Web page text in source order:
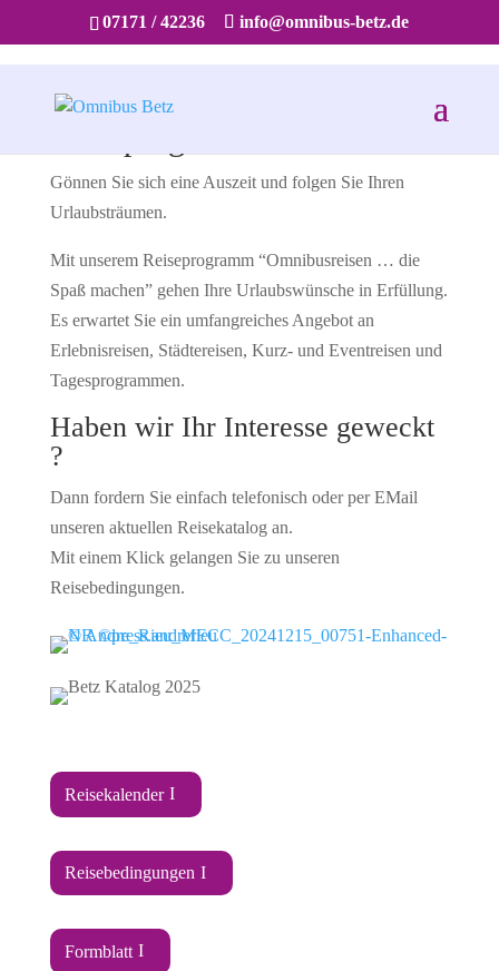
07171 / 42236 info@omnibus-betz.de
Gönnen Sie sich eine Auszeit und folgen Sie Ihren
Urlaubsträumen.
Mit unserem Reiseprogramm “Omnibusreisen … die
Spaß machen” gehen Ihre Urlaubswünsche in Erfüllung.
Es erwartet Sie ein umfangreiches Angebot an
Erlebnisreisen, Städtereisen, Kurz- und Eventreisen und
Tagesprogrammen.
Haben wir Ihr Interesse geweckt
?
Dann fordern Sie einfach telefonisch oder per EMail
unseren aktuellen Reisekatalog an.
Mit einem Klick gelangen Sie zu unseren
Reisebedingungen.
Reisekalender
Reisebedingungen
Formblatt